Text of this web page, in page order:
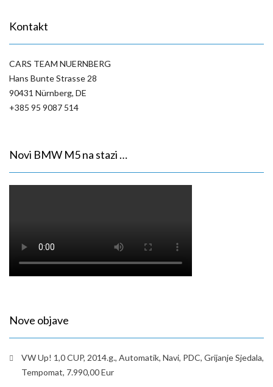
Kontakt
CARS TEAM NUERNBERG
Hans Bunte Strasse 28
90431 Nürnberg, DE
+385 95 9087 514
Novi BMW M5 na stazi …
Nove objave
VW Up! 1,0 CUP, 2014.g., Automatik, Navi, PDC, Grijanje Sjedala,
Tempomat, 7.990,00 Eur